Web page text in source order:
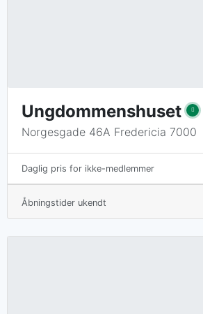
Ungdommenshuset
Norgesgade 46A Fredericia 7000
Daglig pris for ikke-medlemmer
Åbningstider ukendt